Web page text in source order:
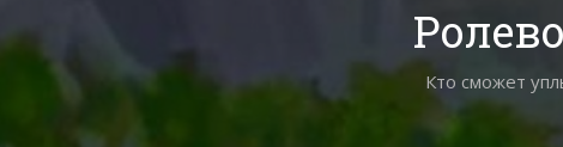
Кто сможет